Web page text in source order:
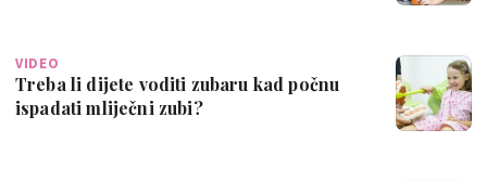
VIDEO
Treba li dijete voditi zubaru kad počnu
ispadati mliječni zubi?